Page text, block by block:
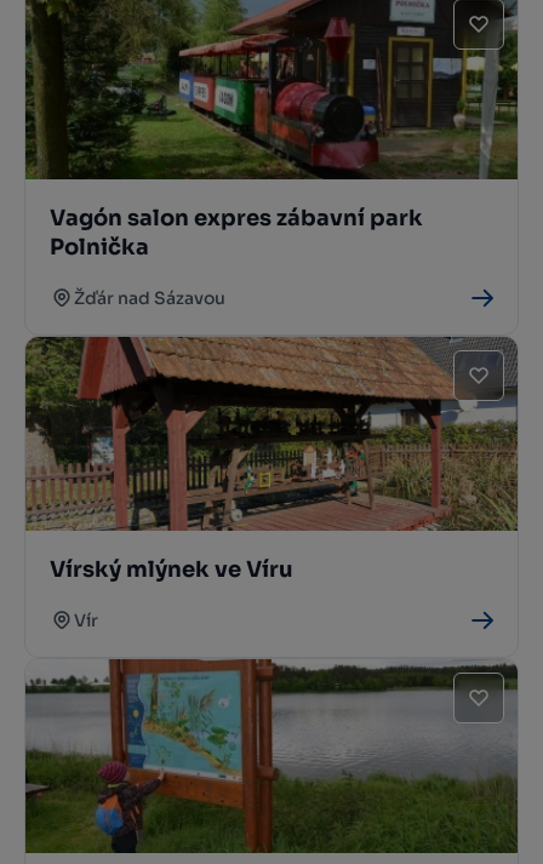
Vagón salon expres zábavní park
Polnička
Žďár nad Sázavou
Vírský mlýnek ve Víru
Vír